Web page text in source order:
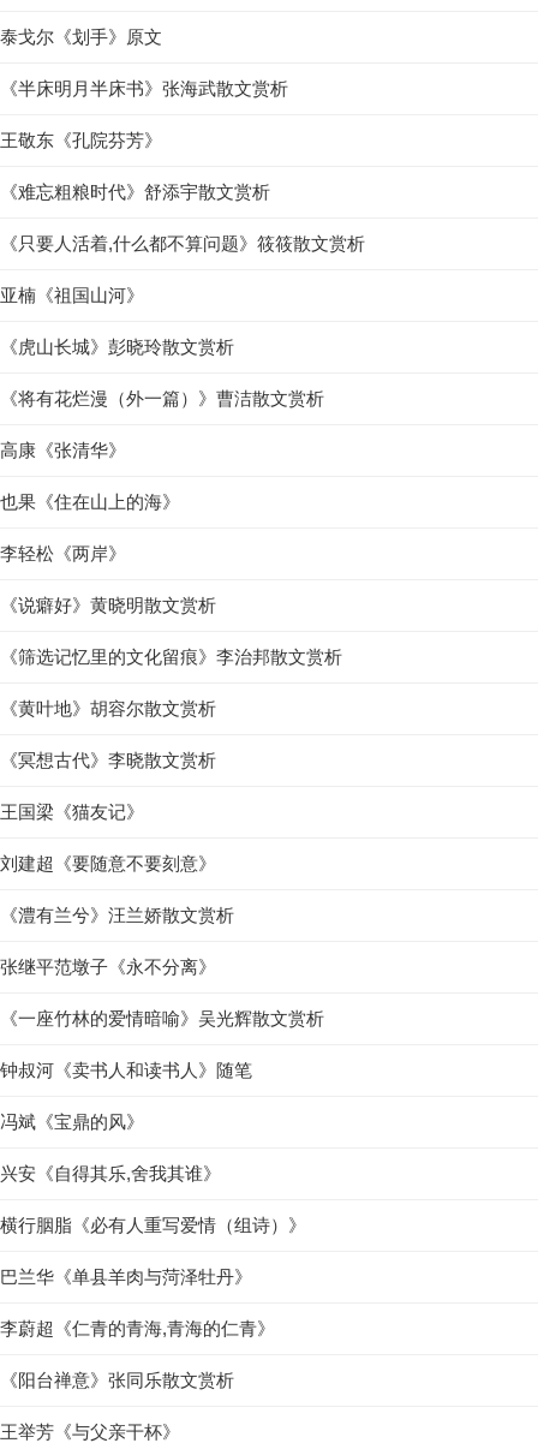
泰戈尔《划手》原文
《半床明月半床书》张海武散文赏析
王敬东《孔院芬芳》
《难忘粗粮时代》舒添宇散文赏析
《只要人活着,什么都不算问题》筱筱散文赏析
亚楠《祖国山河》
《虎山长城》彭晓玲散文赏析
《将有花烂漫（外一篇）》曹洁散文赏析
高康《张清华》
也果《住在山上的海》
李轻松《两岸》
《说癖好》黄晓明散文赏析
《筛选记忆里的文化留痕》李治邦散文赏析
《黄叶地》胡容尔散文赏析
《冥想古代》李晓散文赏析
王国梁《猫友记》
刘建超《要随意不要刻意》
《澧有兰兮》汪兰娇散文赏析
张继平范墩子《永不分离》
《一座竹林的爱情暗喻》吴光辉散文赏析
钟叔河《卖书人和读书人》随笔
冯斌《宝鼎的风》
兴安《自得其乐,舍我其谁》
横行胭脂《必有人重写爱情（组诗）》
巴兰华《单县羊肉与菏泽牡丹》
李蔚超《仁青的青海,青海的仁青》
《阳台禅意》张同乐散文赏析
王举芳《与父亲干杯》